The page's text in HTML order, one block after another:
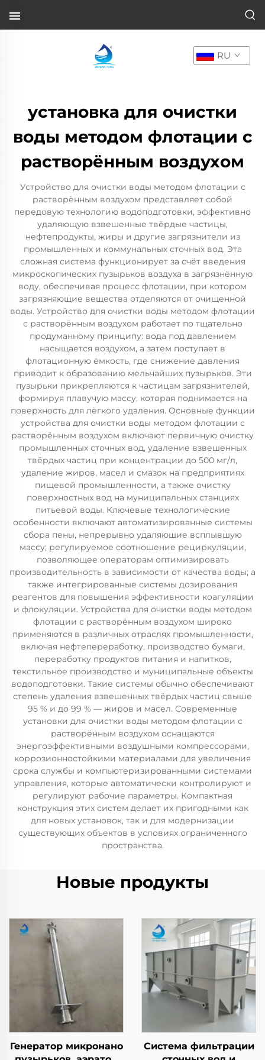
RU
установка для очистки
воды методом флотации с
растворённым воздухом
Устройство для очистки воды методом флотации с
растворённым воздухом представляет собой
передовую технологию водоподготовки, эффективно
удаляющую взвешенные твёрдые частицы,
нефтепродукты, жиры и другие загрязнители из
промышленных и коммунальных сточных вод. Эта
сложная система функционирует за счёт введения
микроскопических пузырьков воздуха в загрязнённую
воду, обеспечивая процесс флотации, при котором
загрязняющие вещества отделяются от очищенной
воды. Устройство для очистки воды методом флотации
с растворённым воздухом работает по тщательно
продуманному принципу: вода под давлением
насыщается воздухом, а затем поступает в
флотационную ёмкость, где снижение давления
приводит к образованию мельчайших пузырьков. Эти
пузырьки прикрепляются к частицам загрязнителей,
формируя плавучую массу, которая поднимается на
поверхность для лёгкого удаления. Основные функции
устройства для очистки воды методом флотации с
растворённым воздухом включают первичную очистку
промышленных сточных вод, удаление взвешенных
твёрдых частиц при концентрации до 500 мг/л,
удаление жиров, масел и смазок на предприятиях
пищевой промышленности, а также очистку
поверхностных вод на муниципальных станциях
питьевой воды. Ключевые технологические
особенности включают автоматизированные системы
сбора пены, непрерывно удаляющие всплывшую
массу; регулируемое соотношение рециркуляции,
позволяющее операторам оптимизировать
производительность в зависимости от качества воды; а
также интегрированные системы дозирования
реагентов для повышения эффективности коагуляции
и флокуляции. Устройства для очистки воды методом
флотации с растворённым воздухом широко
применяются в различных отраслях промышленности,
включая нефтепереработку, производство бумаги,
переработку продуктов питания и напитков,
текстильное производство и муниципальные объекты
водоподготовки. Такие системы обычно обеспечивают
степень удаления взвешенных твёрдых частиц свыше
95 % и до 99 % — жиров и масел. Современные
установки для очистки воды методом флотации с
растворённым воздухом оснащаются
энергоэффективными воздушными компрессорами,
коррозионностойкими материалами для увеличения
срока службы и компьютеризированными системами
управления, которые автоматически контролируют и
регулируют рабочие параметры. Компактная
конструкция этих систем делает их пригодными как
для новых установок, так и для модернизации
существующих объектов в условиях ограниченного
пространства.
Новые продукты
Генератор микронано
Система фильтрации